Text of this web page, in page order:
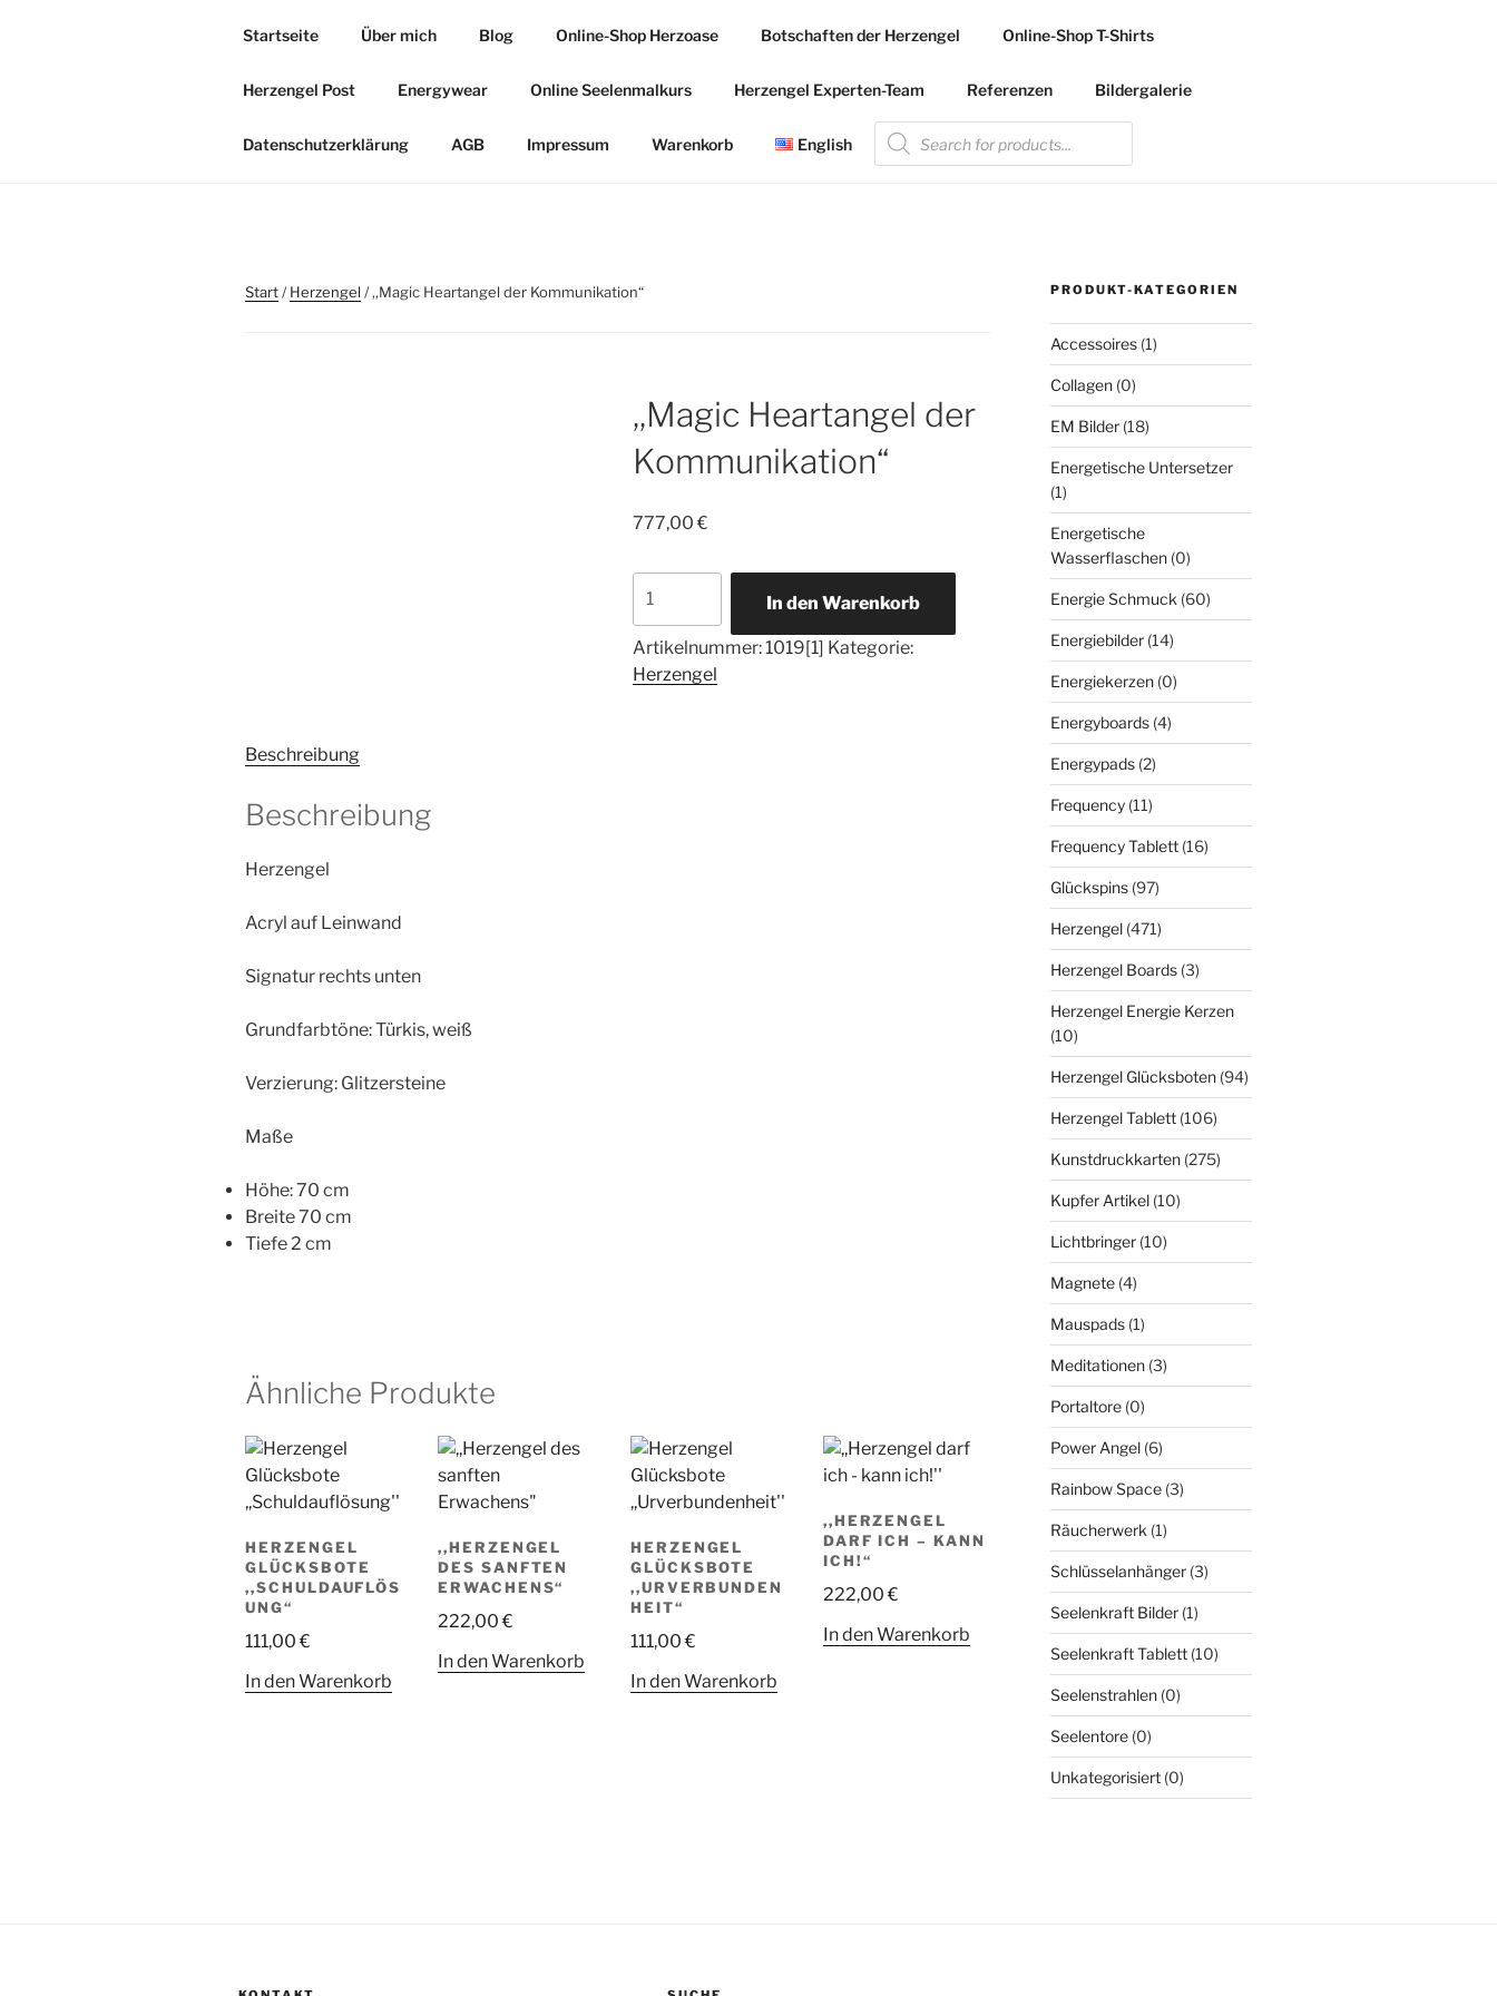
HERZOASE.COM
Startseite Über mich Blog Online-Shop Herzoase Botschaften der Herzengel Online-Shop T-Shirts
Herzengel Post Energywear Online Seelenmalkurs Herzengel Experten-Team Referenzen Bildergalerie
Datenschutzerklärung AGB Impressum Warenkorb English
Products
search
Start/Herzengel/ ,,Magic Heartangel der Kommunikation“
,,Magic Heartangel der
Kommunikation“
777,00€
Heartangel
der
Kommunikation"
Menge
In den Warenkorb
Artikelnummer: 1019[1] Kategorie:
Herzengel
Beschreibung
Beschreibung
Herzengel
Acryl auf Leinwand
Signatur rechts unten
Grundfarbtöne: Türkis, weiß
Verzierung: Glitzersteine
Maße
Höhe: 70 cm
Breite 70 cm
Tiefe 2 cm
Ähnliche Produkte
HERZENGEL
GLÜCKSBOTE
,,SCHULDAUFLÖS
UNG“
111,00€
In den Warenkorb
,,HERZENGEL
DES SANFTEN
ERWACHENS“
222,00€
In den Warenkorb
HERZENGEL
GLÜCKSBOTE
,,URVERBUNDEN
HEIT“
111,00€
In den Warenkorb
,,HERZENGEL
DARF ICH – KANN
ICH!“
222,00€
In den Warenkorb
PRODUKT-KATEGORIEN
Accessoires (1)
Collagen (0)
EM Bilder (18)
Energetische Untersetzer
(1)
Energetische
Wasserflaschen (0)
Energie Schmuck (60)
Energiebilder (14)
Energiekerzen (0)
Energyboards (4)
Energypads (2)
Frequency (11)
Frequency Tablett (16)
Glückspins (97)
Herzengel (471)
Herzengel Boards (3)
Herzengel Energie Kerzen
(10)
Herzengel Glücksboten (94)
Herzengel Tablett (106)
Kunstdruckkarten (275)
Kupfer Artikel (10)
Lichtbringer (10)
Magnete (4)
Mauspads (1)
Meditationen (3)
Portaltore (0)
Power Angel (6)
Rainbow Space (3)
Räucherwerk (1)
Schlüsselanhänger (3)
Seelenkraft Bilder (1)
Seelenkraft Tablett (10)
Seelenstrahlen (0)
Seelentore (0)
Unkategorisiert (0)